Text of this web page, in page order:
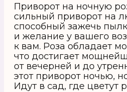
Приворот на ночную
сильный приворот на
способный зажечь
и желание у вашего
к вам. Роза обладает
что достигает
от вечерней и до
этот приворот ночью,
Идут в сад, где цветут